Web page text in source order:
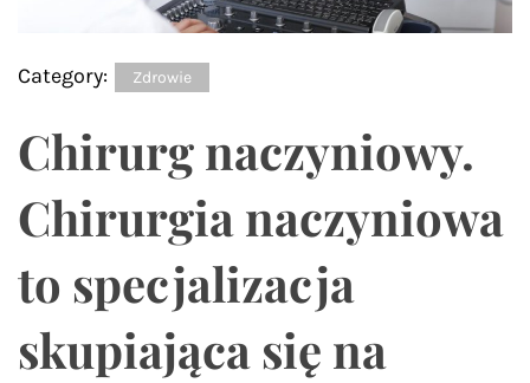
Category: Zdrowie
Chirurg naczyniowy.
Chirurgia naczyniowa
to specjalizacja
skupiająca się na